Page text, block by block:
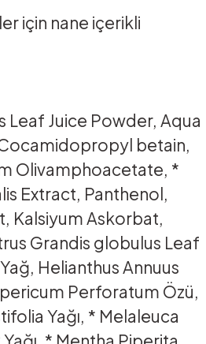
için nane içerikli
Leaf Juice Powder, Aqua
betain,
Olivamphoacetate, *
Extract, Panthenol,
Kalsiyum Askorbat,
Grandis globulus Leaf
Helianthus Annuus
Perforatum Özü,
Yağı, * Melaleuca